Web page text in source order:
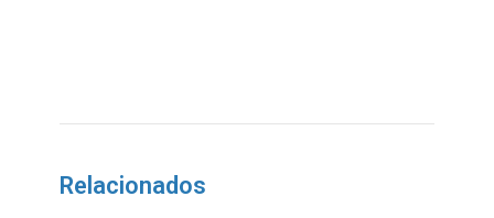
Relacionados